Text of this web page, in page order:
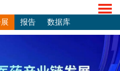
报告 数据库